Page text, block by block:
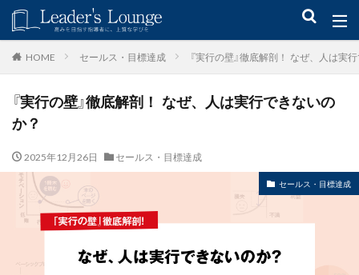
HOME セールス・目標達成 『実行の壁』徹底解剖！ なぜ、人は実
『実行の壁』徹底解剖！ なぜ、人は実行できないの
か？
2025年12月26日 セールス・目標達成
セールス・目標達成
キーワード
青木仁志 モチベーションアップ 後継者育成 事業承継
カテゴリー
目標設定 社会貢献
事業戦略